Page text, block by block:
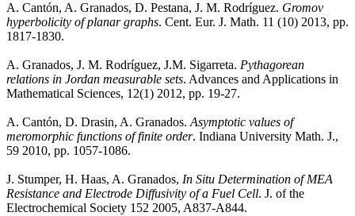
A. Cantón, A. Granados, D. Pestana, J. M. Rodríguez. Gromov
hyperbolicity of planar graphs. Cent. Eur. J. Math. 11 (10) 2013, pp.
1817-1830.
A. Granados, J. M. Rodríguez, J.M. Sigarreta. Pythagorean
relations in Jordan measurable sets. Advances and Applications in
Mathematical Sciences, 12(1) 2012, pp. 19-27.
A. Cantón, D. Drasin, A. Granados.Asymptotic values of
meromorphic functions of finite order. Indiana University Math. J.,
59 2010, pp. 1057-1086.
J. Stumper, H. Haas, A. Granados, In Situ Determination of MEA
Resistance and Electrode Diffusivity of a Fuel Cell. J. of the
Electrochemical Society 152 2005, A837-A844.